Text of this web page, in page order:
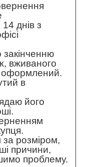
днів з
закінченню
вживаного
оформлений.
в
його
розміром,
причини,
проблему.